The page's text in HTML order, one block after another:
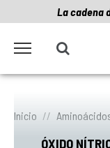
La cadena
Inicio
ÓXIDO